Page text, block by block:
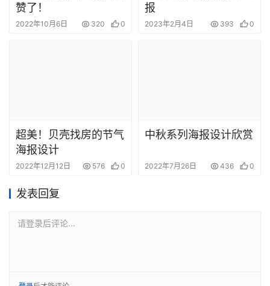
赞了！
2022年10月6日 320 0
报
2023年2月4日 393 0
超美！贝壳找房的节气
海报设计
2022年12月12日 576 0
中秋系列海报设计欣赏
2022年7月26日 436 0
发表回复
请登录后评论...